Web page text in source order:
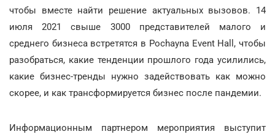
чтобы вместе найти решение актуальных вызовов. 14
июля 2021 свыше 3000 представителей малого и
среднего бизнеса встретятся в Pochayna Event Hall, чтобы
разобраться, какие тенденции прошлого года усилились,
какие бизнес-тренды нужно задействовать как можно
скорее, и как трансформируется бизнес после пандемии.
Информационным партнером мероприятия выступит